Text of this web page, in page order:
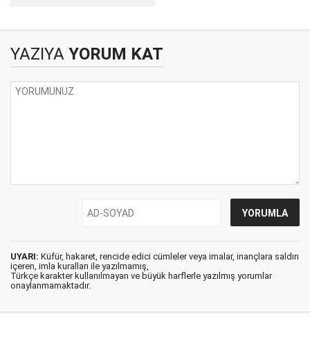
YAZIYA YORUM KAT
UYARI: Küfür, hakaret, rencide edici cümleler veya imalar, inançlara saldırı
içeren, imla kuralları ile yazılmamış,
Türkçe karakter kullanılmayan ve büyük harflerle yazılmış yorumlar
onaylanmamaktadır.